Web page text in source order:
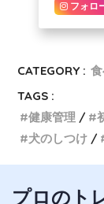
フォロ
CATEGORY :
TAGS :
健康管理
犬のしつけ
プロのト